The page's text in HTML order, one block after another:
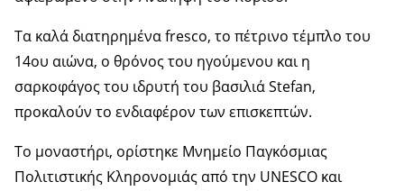
Τα καλά διατηρημένα fresco, το πέτρινο τέμπλο του
14ου αιώνα, ο θρόνος του ηγούμενου και η
σαρκοφάγος του ιδρυτή του βασιλιά Stefan,
προκαλούν το ενδιαφέρον των επισκεπτών.
Το μοναστήρι, ορίστηκε Μνημείο Παγκόσμιας
Πολιτιστικής Κληρονομιάς από την UNESCO και